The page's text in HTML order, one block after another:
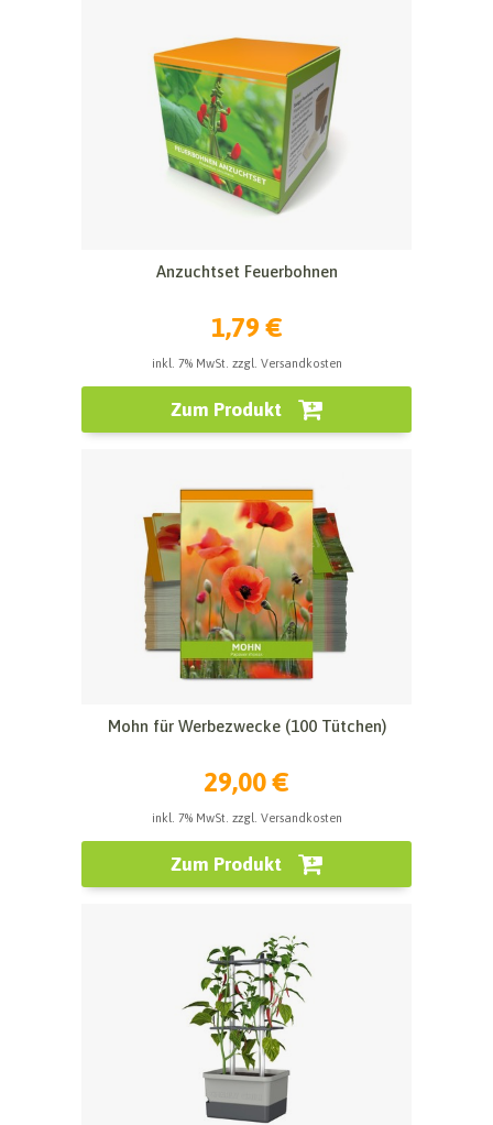
Anzuchtset Feuerbohnen
1,79 €
inkl. 7% MwSt. zzgl. Versandkosten
Zum Produkt
Mohn für Werbezwecke (100 Tütchen)
29,00 €
inkl. 7% MwSt. zzgl. Versandkosten
Zum Produkt